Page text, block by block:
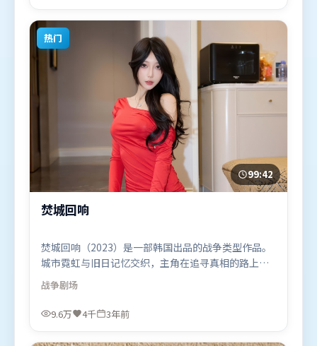
题材的观众观看。
热门
99:42
焚城回响
焚城回响（2023）是一部韩国出品的战争类型作品。
城市霓虹与旧日记忆交织，主角在追寻真相的路上不
断付出代价。摄影与美术共同营造出强烈地域气质，
增强沉浸感。由文牧野执导，提莫西·查拉米、沈
腾、艾米莉·布朗特，段奕宏、阿米尔·汗等联袂出
上线，适合喜欢战争题材的观众观看。
战争剧场
9.6万 4千 3年前